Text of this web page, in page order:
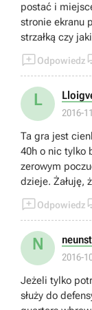
postać i
stronie ekranu
strzałką czy
Odpowiedz
L
2016-
Ta gra jest
40h o nic tylko
zerowym
dzieje. Żałuję,
Odpowiedz
N
2016-
Jeżeli tylko
służy do